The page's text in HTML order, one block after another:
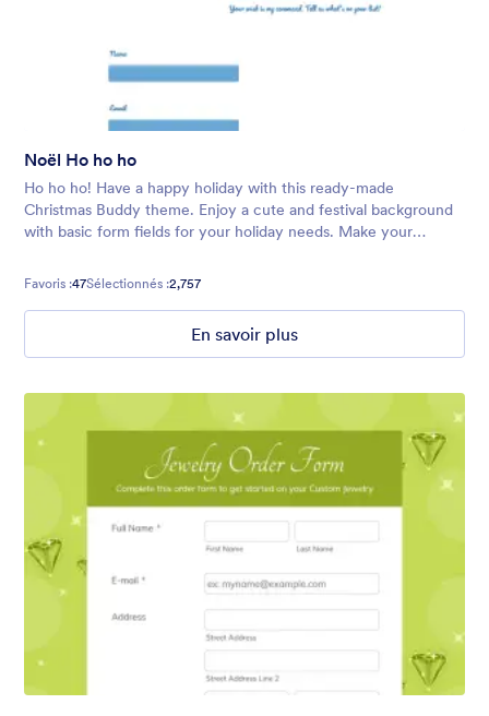
Noël Ho ho ho
Ho ho ho! Have a happy holiday with this ready-made
Christmas Buddy theme. Enjoy a cute and festival background
with basic form fields for your holiday needs. Make your
Favoris :47Sélectionnés :2,757
En savoir plus